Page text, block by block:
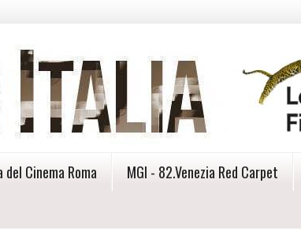
Cinema Roma MGI - 82.Venezia Red Carpet